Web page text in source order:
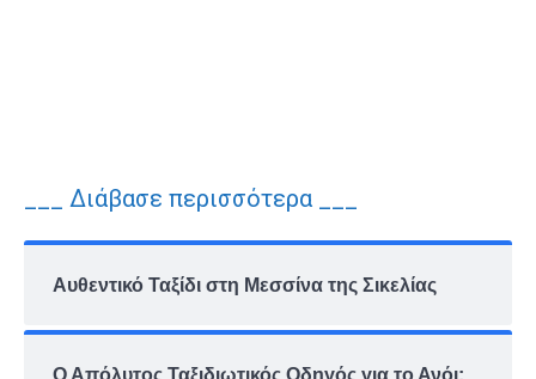
___ Διάβασε περισσότερα ___
Αυθεντικό Ταξίδι στη Μεσσίνα της Σικελίας
Ο Απόλυτος Ταξιδιωτικός Οδηγός για το Ανόι: